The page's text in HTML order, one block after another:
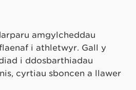
amgylcheddau
i athletwyr. Gall y
i ddosbarthiadau
cyrtiau sboncen a llawer